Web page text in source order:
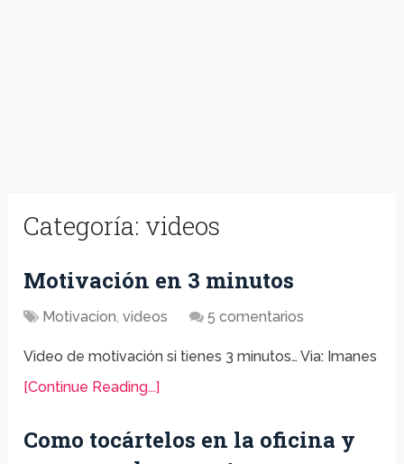
Categoría: videos
Motivación en 3 minutos
Motivacion,videos 5 comentarios
Video de motivación si tienes 3 minutos… Via: Imanes
[Continue Reading...]
Como tocártelos en la oficina y